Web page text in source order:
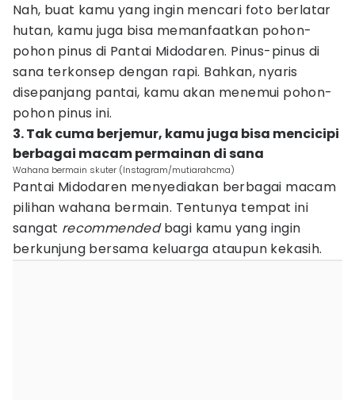
Nah, buat kamu yang ingin mencari foto berlatar
hutan, kamu juga bisa memanfaatkan pohon-
pohon pinus di Pantai Midodaren. Pinus-pinus di
sana terkonsep dengan rapi. Bahkan, nyaris
disepanjang pantai, kamu akan menemui pohon-
pohon pinus ini.
3. Tak cuma berjemur, kamu juga bisa mencicipi
berbagai macam permainan di sana
Wahana bermain skuter (Instagram/mutiarahcma)
Pantai Midodaren menyediakan berbagai macam
pilihan wahana bermain. Tentunya tempat ini
sangat recommendedbagi kamu yang ingin
berkunjung bersama keluarga ataupun kekasih.